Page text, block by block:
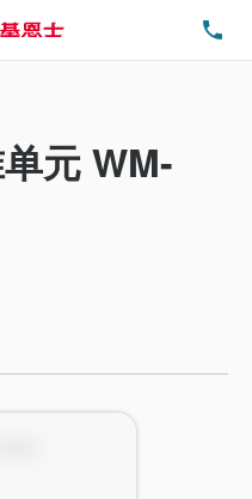
元 WM-